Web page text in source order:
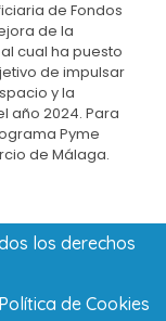
de Fondos
de la
cual ha puesto
de impulsar
y la
año 2024. Para
Pyme
de Málaga.
los derechos
Política de Cookies